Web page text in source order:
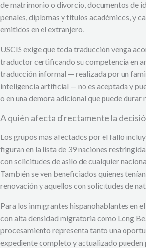
de matrimonio o divorcio, documentos de
penales, diplomas y títulos académicos, y
emitidos en el extranjero.
USCIS exige que toda traducción venga
traductor certificando su competencia en
traducción informal — realizada por un
inteligencia artificial — no es aceptada y
o en una demora adicional que puede durar
A quién afecta directamente la
Los grupos más afectados por el fallo
figuran en la lista de 39 naciones
con solicitudes de asilo de cualquier
También se ven beneficiados quienes
renovación y aquellos con solicitudes de
Para los inmigrantes hispanohablantes en
con alta densidad migratoria como Long
procesamiento representa tanto una
expediente completo y actualizado pueden